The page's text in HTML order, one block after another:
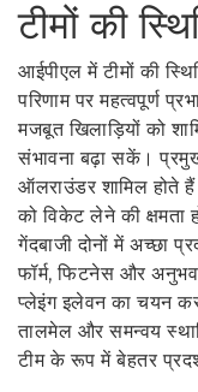
टीमों की
आईपीएल में टीमों की
परिणाम पर महत्वपूर्ण
मजबूत खिलाड़ियों को
संभावना बढ़ा सकें।
ऑलराउंडर शामिल होते
को विकेट लेने की क्षमता
गेंदबाजी दोनों में अच्छा
फॉर्म, फिटनेस और अनुभव
प्लेइंग इलेवन का चयन
तालमेल और समन्वय
टीम के रूप में बेहतर